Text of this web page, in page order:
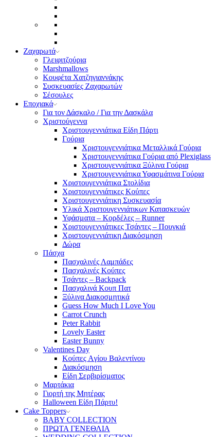
Ζαχαρωτά
Γλειφιτζούρια
Marshmallows
Κουφέτα Χατζηγιαννάκης
Συσκευασίες Ζαχαρωτών
Σέσουλες
Εποχιακά
Για τον Δάσκαλο / Για την Δασκάλα
Χριστούγεννα
Χριστουγεννιάτικα Είδη Πάρτι
Γούρια
Χριστουγεννιάτικα Μεταλλικά Γούρια
Χριστουγεννιάτικα Γούρια από Plexiglass
Χριστουγεννιάτικα Ξύλινα Γούρια
Χριστουγεννιάτικα Υφασμάτινα Γούρια
Χριστουγεννιάτικα Στολίδια
Χριστουγεννιάτικες Κούπες
Χριστουγεννιάτικη Συσκευασία
Υλικά Χριστουγεννιάτικων Κατασκευών
Υφάσματα – Κορδέλες – Runner
Χριστουγεννιάτικες Τσάντες – Πουγκιά
Χριστουγεννιάτικη Διακόσμηση
Δώρα
Πάσχα
Πασχαλινές Λαμπάδες
Πασχαλινές Κούπες
Τσάντες – Backpack
Πασχαλινά Κουπ Πατ
Ξύλινα Διακοσμητικά
Guess How Much I Love You
Carrot Crunch
Peter Rabbit
Lovely Easter
Easter Bunny
Valentines Day
Κούπες Aγίου Βαλεντίνου
Διακόσμηση
Είδη Σερβιρίσματος
Μαρτάκια
Γιορτή της Μητέρας
Halloween Είδη Πάρτυ!
Cake Toppers
BABY COLLECTION
ΠΡΩΤΑ ΓΕΝΕΘΛΙΑ